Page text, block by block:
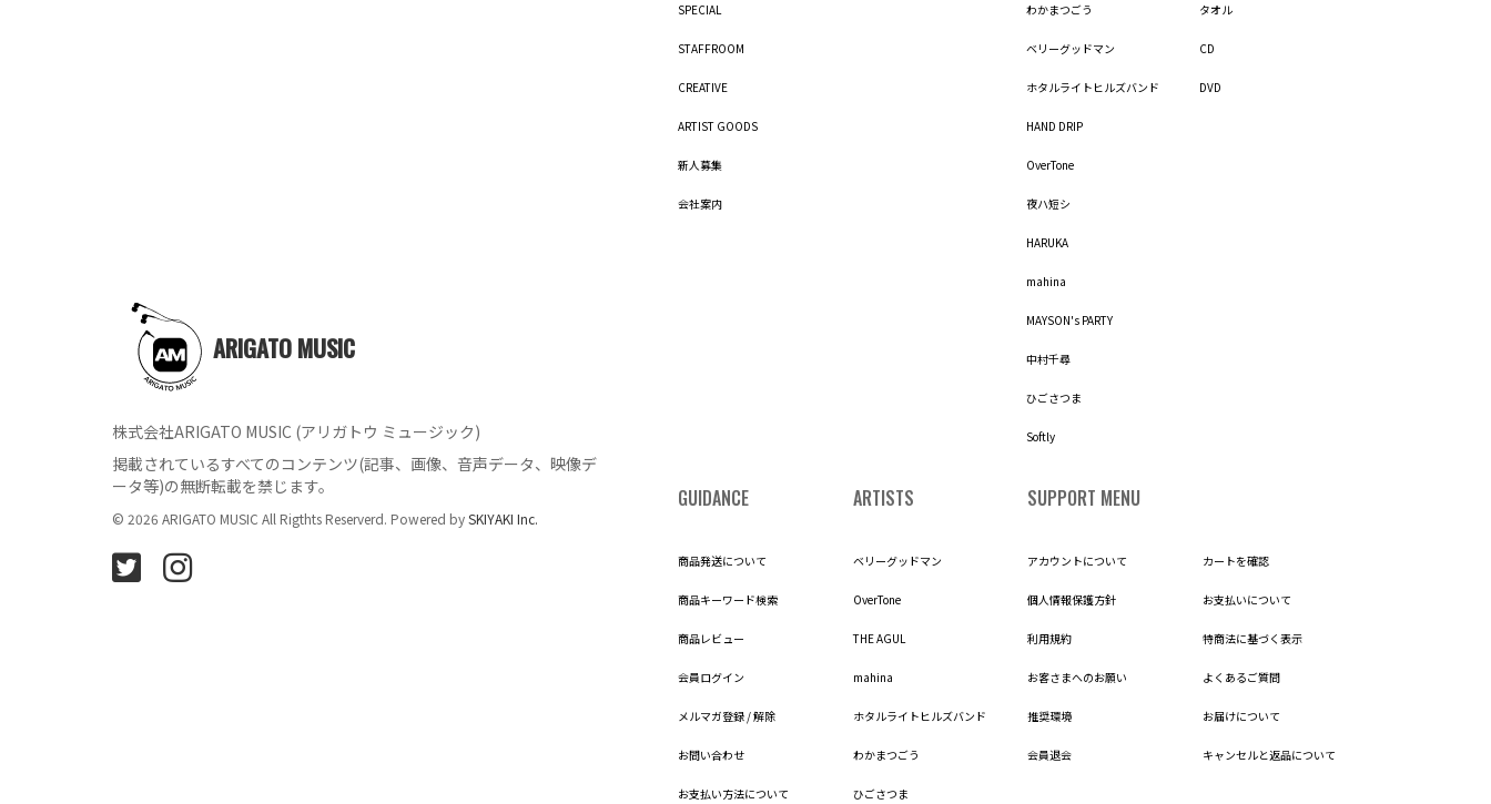
ARIGATO MUSIC
株式会社ARIGATO MUSIC (アリガトウ ミュージック)
掲載されているすべてのコンテンツ(記事、画像、音声データ、映像デ
ータ等)の無断転載を禁じます。
© 2026 ARIGATO MUSIC All Rigthts Reserverd. Powered bySKIYAKI Inc.
SPECIAL
STAFFROOM
CREATIVE
ARTIST GOODS
新人募集
会社案内
わかまつごう
ベリーグッドマン
ホタルライトヒルズバンド
HAND DRIP
OverTone
夜ハ短シ
HARUKA
mahina
MAYSON's PARTY
中村千尋
ひごさつま
Softly
タオル
CD
DVD
GUIDANCE
商品発送について
商品キーワード検索
商品レビュー
会員ログイン
メルマガ登録 / 解除
お問い合わせ
お支払い方法について
ARTISTS
ベリーグッドマン
OverTone
THE AGUL
mahina
ホタルライトヒルズバンド
わかまつごう
ひごさつま
SUPPORT MENU
アカウントについて
個人情報保護方針
利用規約
お客さまへのお願い
推奨環境
会員退会
カートを確認
お支払いについて
特商法に基づく表示
よくあるご質問
お届けについて
キャンセルと返品について